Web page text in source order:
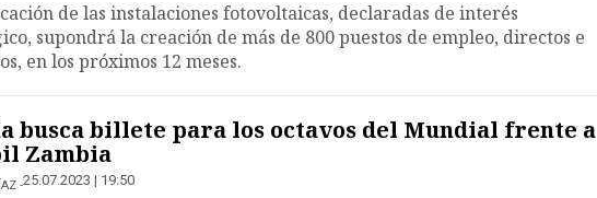
de las instalaciones fotovoltaicas, declaradas de interés
supondrá la creación de más de 800 puestos de empleo, directos e
en los próximos 12 meses.
busca billete para los octavos del Mundial frente a
Zambia
25.07.2023 | 19:50